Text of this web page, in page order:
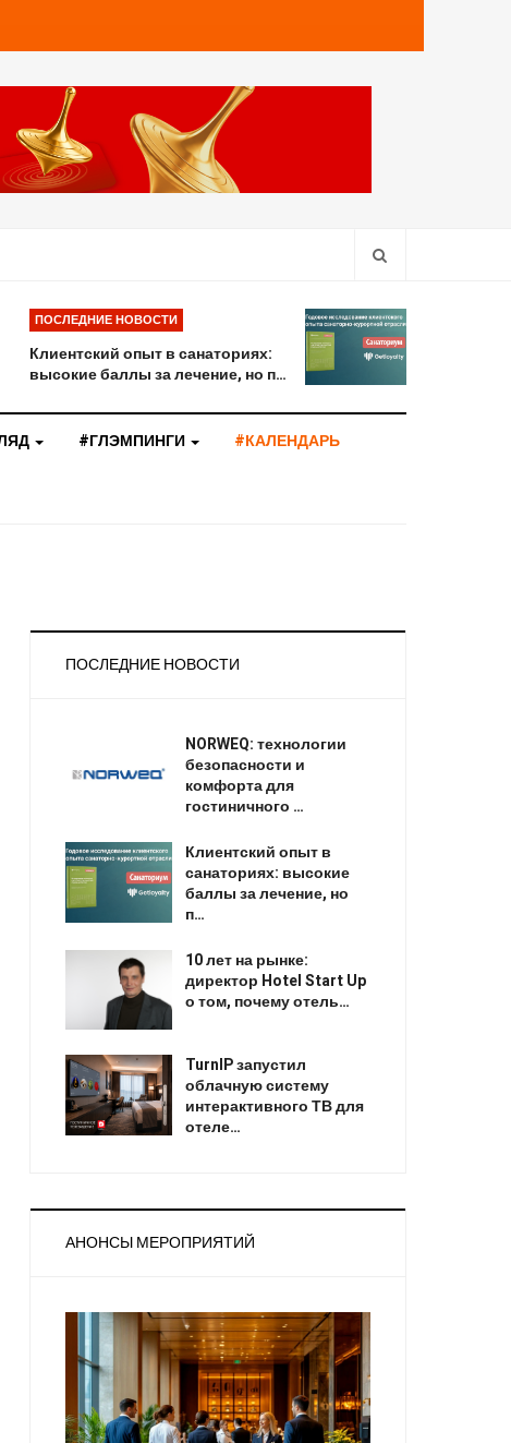
ПОСЛЕДНИЕ НОВОСТИ
Клиентский опыт в санаториях:
высокие баллы за лечение, но п…
#ГЛЭМПИНГИ #КАЛЕНДАРЬ
ПОСЛЕДНИЕ НОВОСТИ
NORWEQ: технологии
безопасности и
комфорта для
гостиничного …
Клиентский опыт в
санаториях: высокие
баллы за лечение, но
п…
10 лет на рынке:
директор Hotel Start Up
о том, почему отель…
TurnIP запустил
облачную систему
интерактивного ТВ для
отеле…
АНОНСЫ МЕРОПРИЯТИЙ